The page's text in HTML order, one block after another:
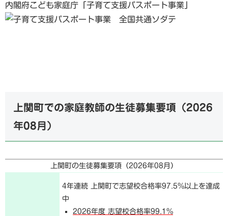
内閣府こども家庭庁「子育て支援パスポート事業」
上関町での家庭教師の生徒募集要項（2026
年08月）
上関町の生徒募集要項（2026年08月 ）
4年連続 上関町で志望校合格率97.5%以上を達成
中
2026年度 志望校合格率99.1%